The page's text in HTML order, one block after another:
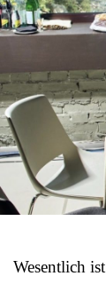
Wesentlich